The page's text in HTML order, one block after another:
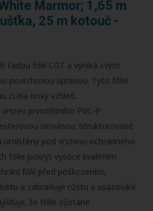
Marmor; 1,65 m
25 m kotouč -
řadou fólií CGT a vyniká svým
povrchovou úpravou. Tyto fólie
zcela nový vzhled.
prvotřídního PVC-P
síťovinou. Strukturované
umístěny pod vrstvou ochranného
fólie pokryt vysoce kvalitním
fólii před poškozením,
a zabraňuje růstu a usazování
že fólie zůstane